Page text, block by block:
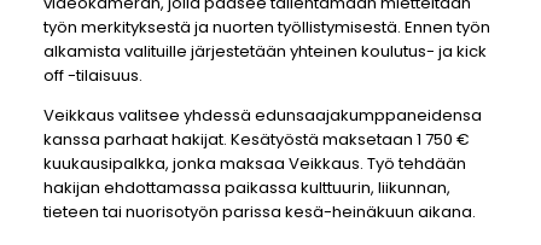
työn merkityksestä ja nuorten työllistymisestä. Ennen työn
alkamista valituille järjestetään yhteinen koulutus- ja kick
off -tilaisuus.
Veikkaus valitsee yhdessä edunsaajakumppaneidensa
kanssa parhaat hakijat. Kesätyöstä maksetaan 1 750 €
kuukausipalkka, jonka maksaa Veikkaus. Työ tehdään
hakijan ehdottamassa paikassa kulttuurin, liikunnan,
tieteen tai nuorisotyön parissa kesä-heinäkuun aikana.